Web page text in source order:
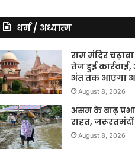
धर्म / अध्यात्म
राम मंदिर
तेज हुई
अंत तक आएगा
August 8, 2026
असम के बाढ़
राहत,
August 8, 2026